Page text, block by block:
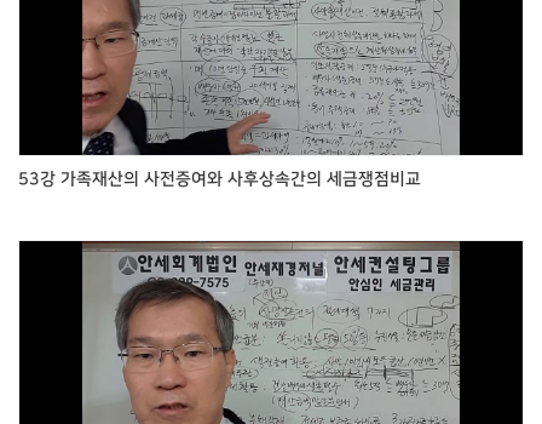
53강 가족재산의 사전증여와 사후상속간의 세금쟁점비교